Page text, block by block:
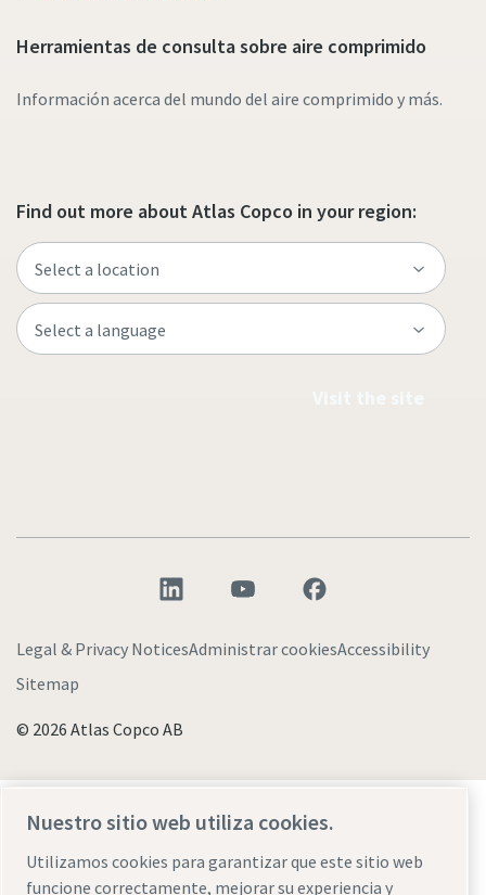
Herramientas de consulta sobre aire comprimido
Información acerca del mundo del aire comprimido y más.
Find out more about Atlas Copco in your region:
Legal & Privacy NoticesAdministrar cookiesAccessibility
Sitemap
© 2026 Atlas Copco AB
tecnología que transforma el futuro.
Visita la web de Atlas Copco Group
Nuestro sitio web utiliza cookies.
Utilizamos cookies para garantizar que este sitio web
funcione correctamente, mejorar su experiencia y